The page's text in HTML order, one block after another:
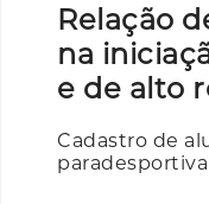
Relação
na
e de alto
Cadastro de